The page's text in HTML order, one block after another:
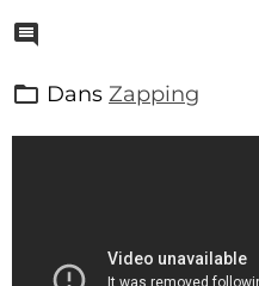
Dans Zapping